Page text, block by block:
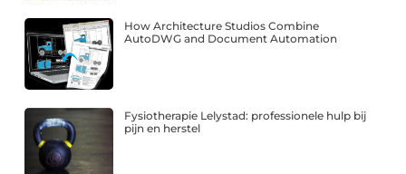
How Architecture Studios Combine
AutoDWG and Document Automation
Fysiotherapie Lelystad: professionele hulp bij
pijn en herstel